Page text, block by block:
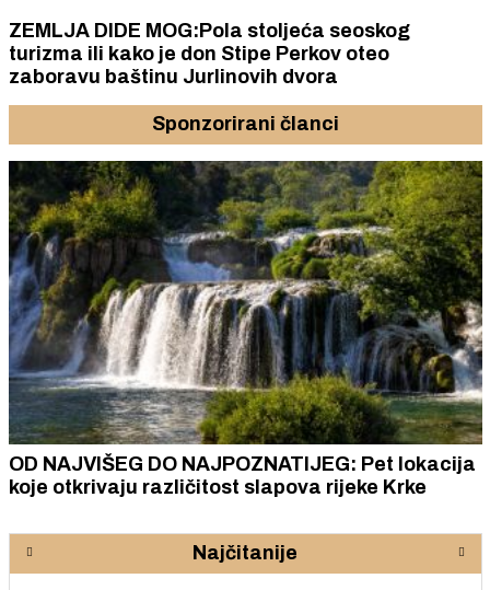
ZEMLJA DIDE MOG:Pola stoljeća seoskog
turizma ili kako je don Stipe Perkov oteo
zaboravu baštinu Jurlinovih dvora
Sponzorirani članci
OD NAJVIŠEG DO NAJPOZNATIJEG: Pet lokacija
koje otkrivaju različitost slapova rijeke Krke
Najčitanije